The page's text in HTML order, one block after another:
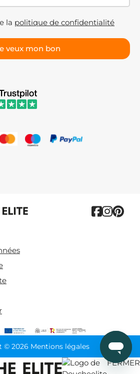
la politique de confidentialité
© 2026 Mentions légales
FERMER